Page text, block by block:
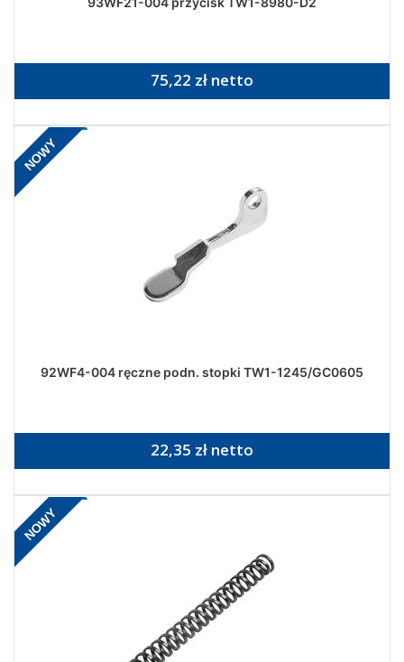
75,22 zł netto
NOWY
92WF4-004 ręczne podn. stopki TW1-1245/GC0605
22,35 zł netto
NOWY